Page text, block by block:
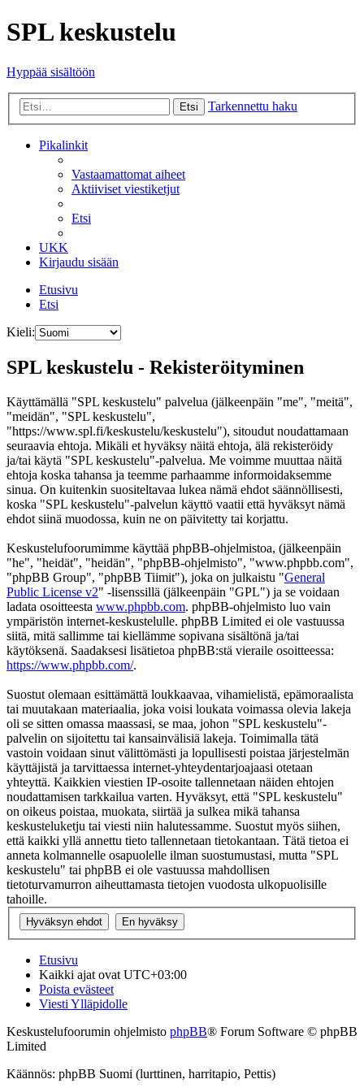
SPL keskustelu
Hyppää sisältöön
Etsi Tarkennettu haku
Pikalinkit
Vastaamattomat aiheet
Aktiiviset viestiketjut
Etsi
UKK
Kirjaudu sisään
Etusivu
Etsi
Kieli:
SPL keskustelu - Rekisteröityminen
Käyttämällä "SPL keskustelu" palvelua (jälkeenpäin "me", "meitä",
"meidän", "SPL keskustelu",
"https://www.spl.fi/keskustelu/keskustelu"), sitoudut noudattamaan
seuraavia ehtoja. Mikäli et hyväksy näitä ehtoja, älä rekisteröidy
ja/tai käytä "SPL keskustelu"-palvelua. Me voimme muuttaa näitä
ehtoja koska tahansa ja teemme parhaamme informoidaksemme
sinua. On kuitenkin suositeltavaa lukea nämä ehdot säännöllisesti,
koska "SPL keskustelu"-palvelun käyttö vaatii että hyväksyt nämä
ehdot siinä muodossa, kuin ne on päivitetty tai korjattu.
Keskustelufoorumimme käyttää phpBB-ohjelmistoa, (jälkeenpäin
"he", "heidät", "heidän", "phpBB-ohjelmisto", "www.phpbb.com",
"phpBB Group", "phpBB Tiimit"), joka on julkaistu "General
Public License v2" -lisenssillä (jälkeenpäin "GPL") ja se voidaan
ladata osoitteesta www.phpbb.com. phpBB-ohjelmisto luo vain
ympäristön internet-keskustelulle. phpBB Limited ei ole vastuussa
siitä, mitä sallimme tai kiellämme sopivana sisältönä ja/tai
käytöksenä. Saadaksesi lisätietoa phpBB:stä vieraile osoitteessa:
https://www.phpbb.com/.
Suostut olemaan esittämättä loukkaavaa, vihamielistä, epämoraalista
tai muutakaan materiaalia, joka voisi loukata voimassa olevia lakeja
oli se sitten omassa maassasi, se maa, johon "SPL keskustelu"-
palvelin on sijoitettu tai kansainvälisiä lakeja. Toimimalla tätä
vastoin voidaan sinut välittömästi ja lopullisesti poistaa järjestelmän
käyttäjistä ja tarvittaessa internet-yhteydentarjoajaasi otetaan
yhteyttä. Kaikkien viestien IP-osoite tallennetaan näiden ehtojen
noudattamisen tarkkailua varten. Hyväksyt, että "SPL keskustelu"
on oikeus poistaa, muokata, siirtää ja sulkea mikä tahansa
keskusteluketju tai viesti niin halutessamme. Suostut myös siihen,
että kaikki yllä annettu tieto tallennetaan tietokantaan. Tätä tietoa ei
anneta kolmannelle osapuolelle ilman suostumustasi, mutta "SPL
keskustelu" tai phpBB ei ole vastuussa mahdollisen
tietoturvamurron aiheuttamasta tietojen vuodosta ulkopuolisille
tahoille.
Etusivu
Kaikki ajat ovat UTC+03:00
Poista evästeet
Viesti Ylläpidolle
Keskustelufoorumin ohjelmisto phpBB® Forum Software © phpBB
Limited
Käännös: phpBB Suomi (lurttinen, harritapio, Pettis)